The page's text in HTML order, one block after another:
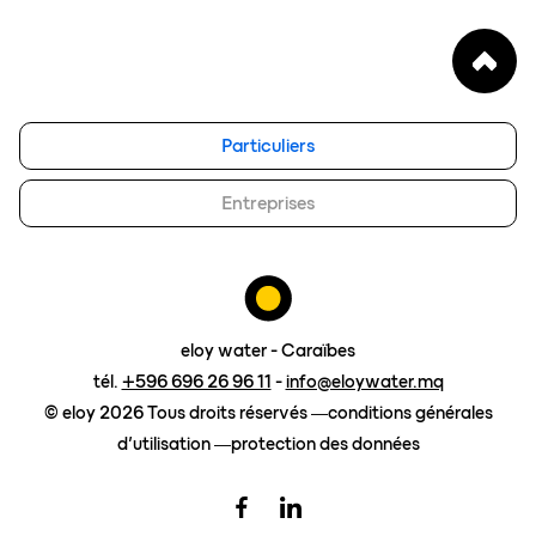
eloy group
travailler chez eloy
Contact
Particuliers
Entreprises
eloy water - Caraïbes
tél. +596 696 26 96 11 -info@eloywater.mq
© eloy 2026 Tous droits réservés
conditions générales
d’utilisation
protection des données